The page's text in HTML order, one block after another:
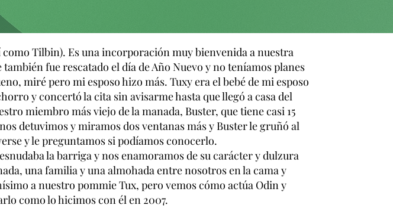
Tilbin). Es una incorporación muy bienvenida a nuestra
fue rescatado el día de Año Nuevo y no teníamos planes
miré pero mi esposo hizo más. Tuxy era el bebé de mi esposo
y concertó la cita sin avisarme hasta que llegó a casa del
miembro más viejo de la manada, Buster, que tiene casi 15
detuvimos y miramos dos ventanas más y Buster le gruñó al
y le preguntamos si podíamos conocerlo.
la barriga y nos enamoramos de su carácter y dulzura
una familia y una almohada entre nosotros en la cama y
a nuestro pommie Tux, pero vemos cómo actúa Odin y
como lo hicimos con él en 2007.